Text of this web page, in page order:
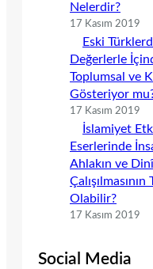
Nelerdir?
17 Kasım 2019
Eski
Değerlerle
Toplumsal ve
Gösteriyor
17 Kasım 2019
İslamiyet
Eserlerinde
Ahlakın ve
Olabilir?
17 Kasım 2019
Social Media